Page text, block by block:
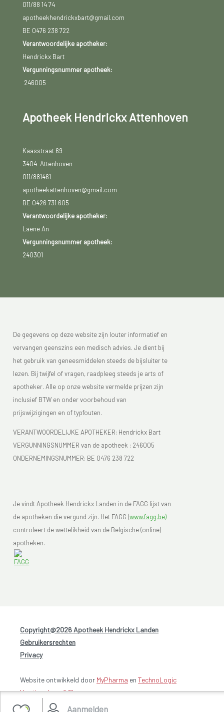
Aanmelden
011/88 14 74
apotheekhendrickxbart@gmail.com
BE 0476 238 722
Verantwoordelijke apotheker:
Hendrickx Bart
Vergunningsnummer apotheek:
246005
Apotheek Hendrickx Attenhoven
Kaasstraat 69
3404 Attenhoven
011/881461
apotheekattenhoven@gmail.com
BE 0426 731 605
Verantwoordelijke apotheker:
Laene An
Vergunningsnummer apotheek:
240301
De gegevens op deze website zijn louter informatief en
vervangen geenszins een medisch advies. Je dient bij
het gebruik van geneesmiddelen steeds de bijsluiter te
lezen. Bij twijfel of vragen, raadpleeg steeds je arts of
apotheker. Alle op onze website vermelde prijzen zijn
inclusief BTW en onder voorbehoud van
prijswijzigingen en of typfouten.
VERANTWOORDELIJKE APOTHEKER: Hendrickx Bart
VERGUNNINGSNUMMER van de apotheek : 246005
ONDERNEMINGSNUMMER: BE 0476 238 722
Je vindt Apotheek Hendrickx Landen in de FAGG lijst van
de apotheken die vergund zijn. Het FAGG (www.fagg.be)
controleert de wettelikheid van de Belgische (online)
apotheken.
Copyright@2026 Apotheek Hendrickx Landen
Gebruikersrechten
Privacy
Website ontwikkeld door MyPharma en TechnoLogic
Hosting door @iPower